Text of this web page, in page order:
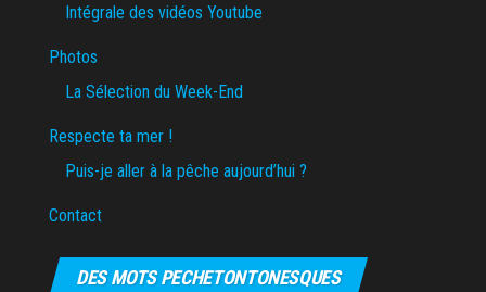
Intégrale des vidéos Youtube
Photos
La Sélection du Week-End
Respecte ta mer !
Puis-je aller à la pêche aujourd’hui ?
Contact
DES MOTS PECHETONTONESQUES